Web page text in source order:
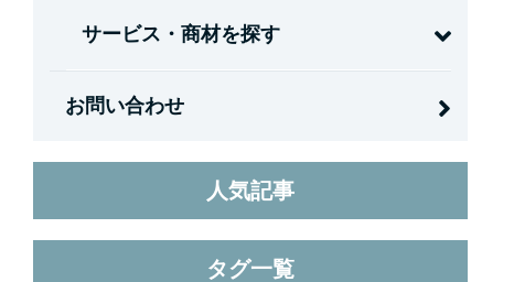
サービス・商材を探す
お問い合わせ
人気記事
タグ一覧